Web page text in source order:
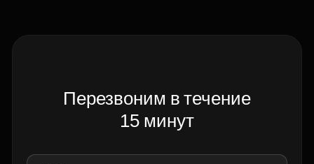
Перезвоним в течение
15 минут